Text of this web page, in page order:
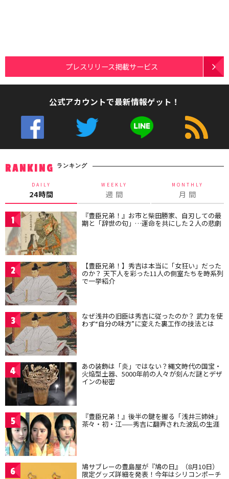
プレスリリース掲載サービス
公式アカウントで最新情報ゲット！
RANKING ランキング
DAILY
24時間
WEEKLY
週 間
MONTHLY
月 間
1 『豊臣兄弟！』お市と柴田勝家、自刃しての最
期と「辞世の句」…運命を共にした２人の悲劇
2 【豊臣兄弟！】秀吉は本当に「女狂い」だった
のか？ 天下人を彩った11人の側室たちを時系列
で一挙紹介
3 なぜ浅井の旧臣は秀吉に従ったのか？ 武力を使
わず“自分の味方”に変えた裏工作の技法とは
4 あの装飾は「炎」ではない？縄文時代の国宝・
火焔型土器、5000年前の人々が刻んだ謎とデザ
インの秘密
5 『豊臣兄弟！』後半の鍵を握る「浅井三姉妹」
茶々・初・江——秀吉に翻弄された波乱の生涯
6 鳩サブレーの豊島屋が『鳩の日』（8月10日）
限定グッズ詳細を発表！今年はシリコンポーチ